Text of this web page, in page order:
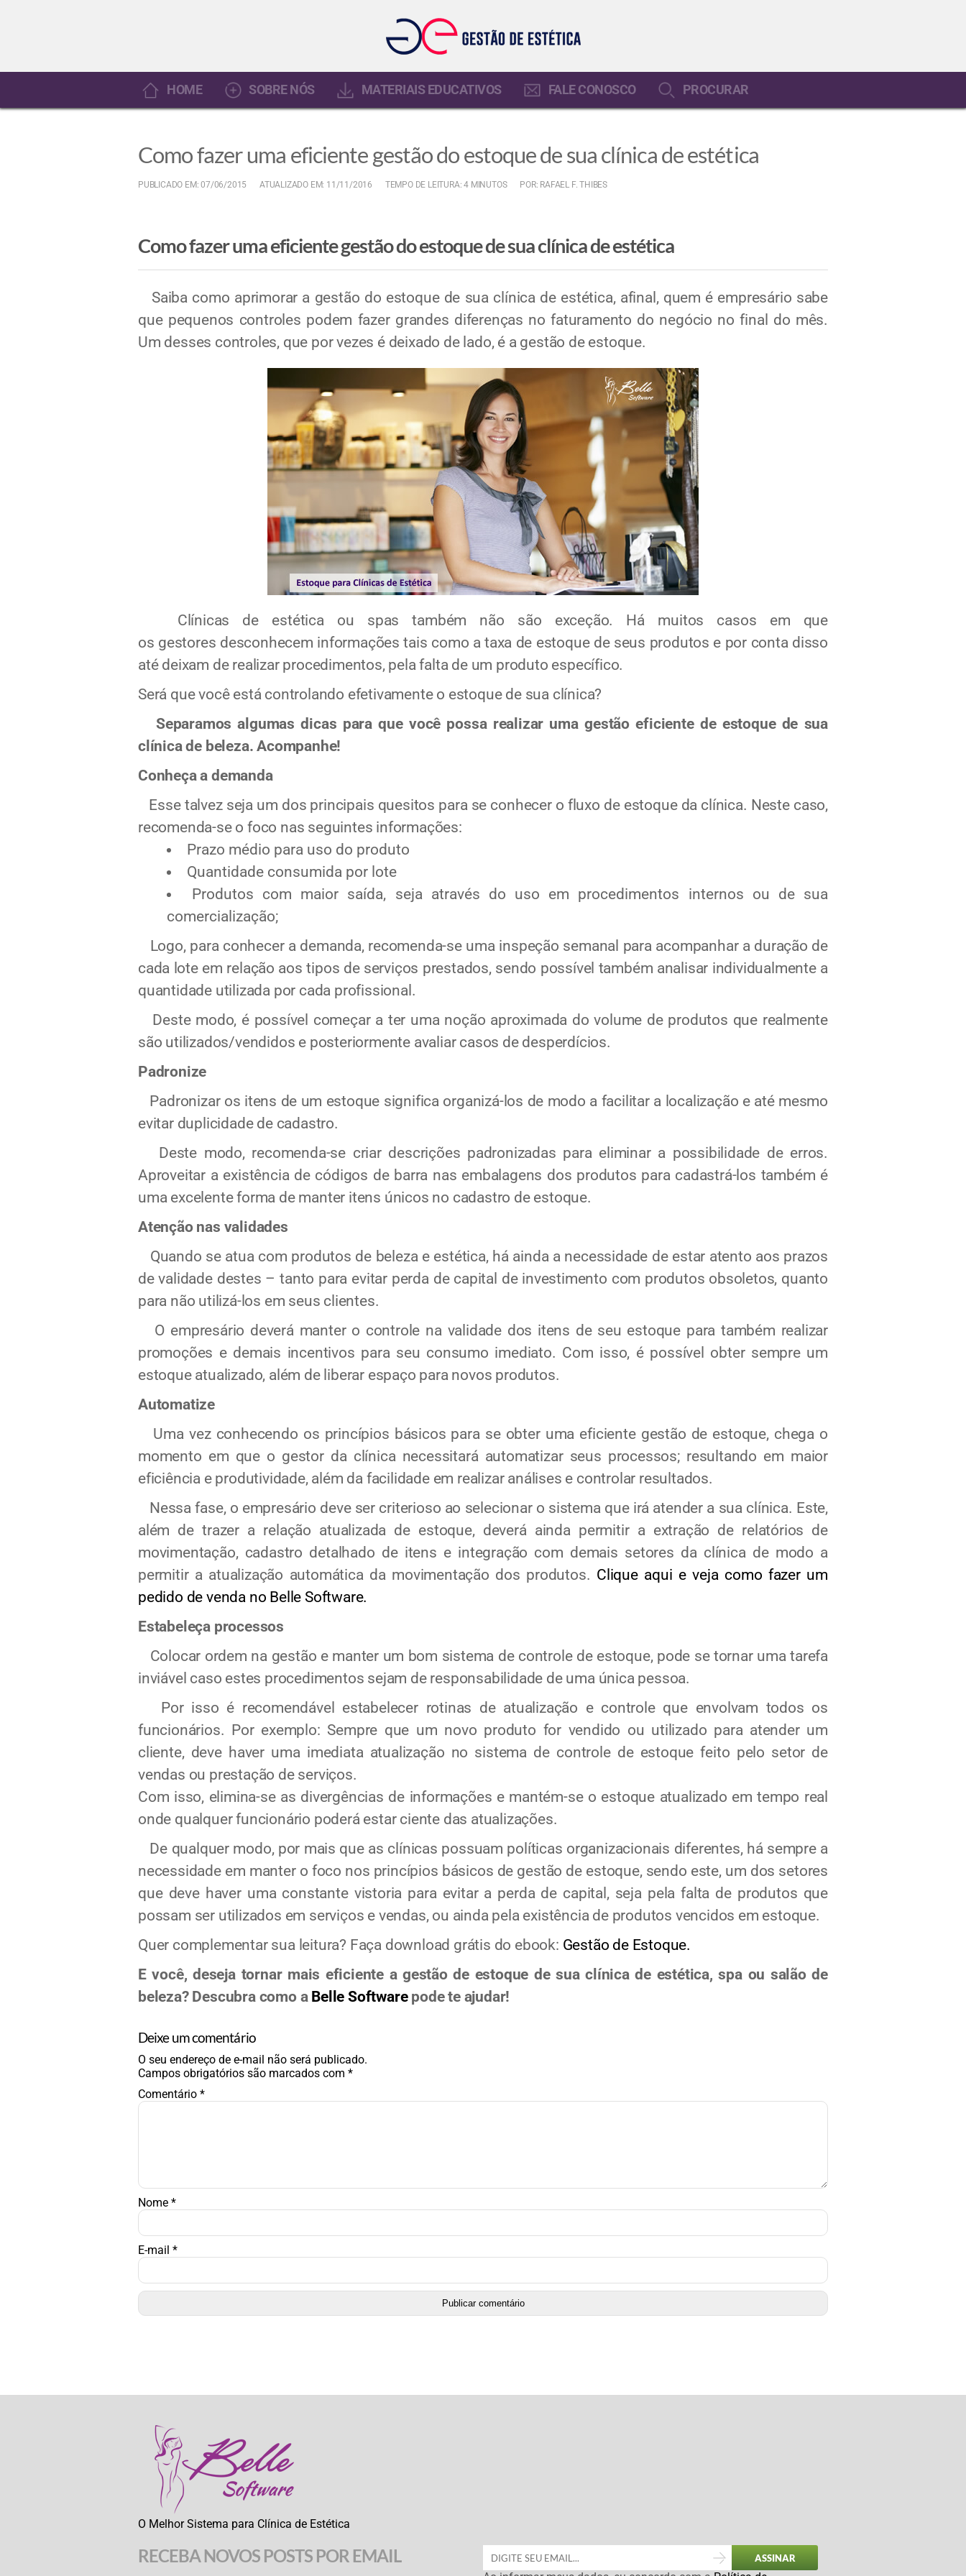
HOME SOBRE NÓS MATERIAIS EDUCATIVOS FALE CONOSCO PROCURAR
Como fazer uma eficiente gestão do estoque de sua clínica de estética
PUBLICADO EM: 07/06/2015 ATUALIZADO EM: 11/11/2016 TEMPO DE LEITURA: 4 MINUTOS POR: RAFAEL F. THIBES
Como fazer uma eficiente gestão do estoque de sua clínica de estética
Saiba como aprimorar a gestão do estoque de sua clínica de estética, afinal, quem é empresário sabe
que pequenos controles podem fazer grandes diferenças no faturamento do negócio no final do mês.
Um desses controles, que por vezes é deixado de lado, é a gestão de estoque.
Clínicas de estética ou spas também não são exceção. Há muitos casos em que
os gestores desconhecem informações tais como a taxa de estoque de seus produtos e por conta disso
até deixam de realizar procedimentos, pela falta de um produto específico.
Será que você está controlando efetivamente o estoque de sua clínica?
Separamos algumas dicas para que você possa realizar uma gestão eficiente de estoque de sua
clínica de beleza. Acompanhe!
Conheça a demanda
Esse talvez seja um dos principais quesitos para se conhecer o fluxo de estoque da clínica. Neste caso,
recomenda-se o foco nas seguintes informações:
Prazo médio para uso do produto
Quantidade consumida por lote
Produtos com maior saída, seja através do uso em procedimentos internos ou de sua
comercialização;
Logo, para conhecer a demanda, recomenda-se uma inspeção semanal para acompanhar a duração de
cada lote em relação aos tipos de serviços prestados, sendo possível também analisar individualmente a
quantidade utilizada por cada profissional.
Deste modo, é possível começar a ter uma noção aproximada do volume de produtos que realmente
são utilizados/vendidos e posteriormente avaliar casos de desperdícios.
Padronize
Padronizar os itens de um estoque significa organizá-los de modo a facilitar a localização e até mesmo
evitar duplicidade de cadastro.
Deste modo, recomenda-se criar descrições padronizadas para eliminar a possibilidade de erros.
Aproveitar a existência de códigos de barra nas embalagens dos produtos para cadastrá-los também é
uma excelente forma de manter itens únicos no cadastro de estoque.
Atenção nas validades
Quando se atua com produtos de beleza e estética, há ainda a necessidade de estar atento aos prazos
de validade destes – tanto para evitar perda de capital de investimento com produtos obsoletos, quanto
para não utilizá-los em seus clientes.
O empresário deverá manter o controle na validade dos itens de seu estoque para também realizar
promoções e demais incentivos para seu consumo imediato. Com isso, é possível obter sempre um
estoque atualizado, além de liberar espaço para novos produtos.
Automatize
Uma vez conhecendo os princípios básicos para se obter uma eficiente gestão de estoque, chega o
momento em que o gestor da clínica necessitará automatizar seus processos; resultando em maior
eficiência e produtividade, além da facilidade em realizar análises e controlar resultados.
Nessa fase, o empresário deve ser criterioso ao selecionar o sistema que irá atender a sua clínica. Este,
além de trazer a relação atualizada de estoque, deverá ainda permitir a extração de relatórios de
movimentação, cadastro detalhado de itens e integração com demais setores da clínica de modo a
permitir a atualização automática da movimentação dos produtos. Clique aqui e veja como fazer um
pedido de venda no Belle Software.
Estabeleça processos
Colocar ordem na gestão e manter um bom sistema de controle de estoque, pode se tornar uma tarefa
inviável caso estes procedimentos sejam de responsabilidade de uma única pessoa.
Por isso é recomendável estabelecer rotinas de atualização e controle que envolvam todos os
funcionários. Por exemplo: Sempre que um novo produto for vendido ou utilizado para atender um
cliente, deve haver uma imediata atualização no sistema de controle de estoque feito pelo setor de
vendas ou prestação de serviços.
Com isso, elimina-se as divergências de informações e mantém-se o estoque atualizado em tempo real
onde qualquer funcionário poderá estar ciente das atualizações.
De qualquer modo, por mais que as clínicas possuam políticas organizacionais diferentes, há sempre a
necessidade em manter o foco nos princípios básicos de gestão de estoque, sendo este, um dos setores
que deve haver uma constante vistoria para evitar a perda de capital, seja pela falta de produtos que
possam ser utilizados em serviços e vendas, ou ainda pela existência de produtos vencidos em estoque.
Quer complementar sua leitura? Faça download grátis do ebook: Gestão de Estoque.
E você, deseja tornar mais eficiente a gestão de estoque de sua clínica de estética, spa ou salão de
beleza? Descubra como a Belle Softwarepode te ajudar!
Deixe um comentário
O seu endereço de e-mail não será publicado.
Campos obrigatórios são marcados com *
Comentário *
Nome *
E-mail *
O Melhor Sistema para Clínica de Estética
RECEBA NOVOS POSTS POR EMAIL ASSINAR